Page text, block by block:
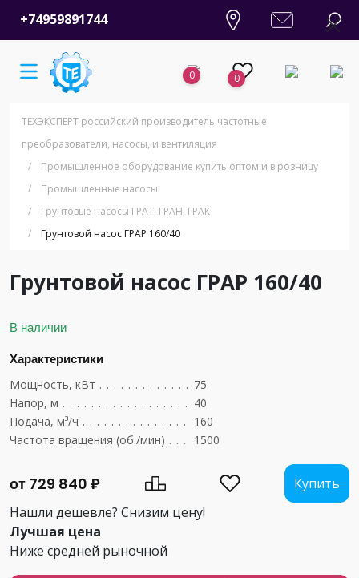
+74959891744
0 0
ТЕХЭКСПЕРТ российский производитель частотные
преобразователи, насосы, и вентиляция
/
Промышленное оборудование купить оптом и в розницу
/
Промышленные насосы
/
Грунтовые насосы ГРАТ, ГРАН, ГРАК
/
Грунтовой насос ГРАР 160/40
Грунтовой насос ГРАР 160/40
В наличии
Характеристики
Мощность, кВт
75
Напор, м
40
Подача, м³/ч
160
Частота вращения (об./мин)
1500
от 729 840 ₽
Купить
Нашли дешевле? Снизим цену!
Лучшая цена
Ниже средней рыночной